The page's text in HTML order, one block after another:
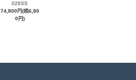
026SS
74,800円(税6,80
0円)